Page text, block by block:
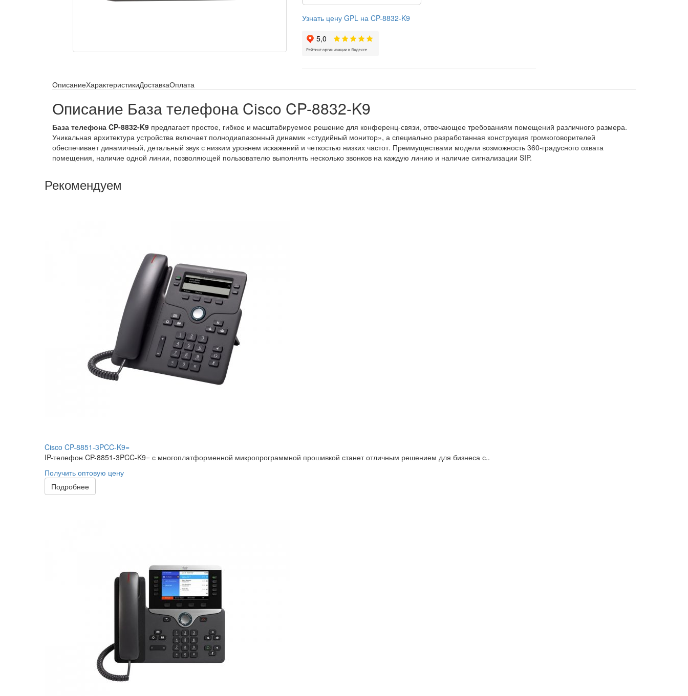
Узнать цену GPL на CP-8832-K9
ОписаниеХарактеристикиДоставкаОплата
Описание База телефона Cisco CP-8832-K9
База телефона CP-8832-K9 предлагает простое, гибкое и масштабируемое решение для конференц-связи, отвечающее требованиям помещений различного размера.
Уникальная архитектура устройства включает полнодиапазонный динамик «студийный монитор», а специально разработанная конструкция громкоговорителей
обеспечивает динамичный, детальный звук с низким уровнем искажений и четкостью низких частот. Преимуществами модели возможность 360-градусного охвата
помещения, наличие одной линии, позволяющей пользователю выполнять несколько звонков на каждую линию и наличие сигнализации SIP.
Рекомендуем
Cisco CP-8851-3PCC-K9=
IP-телефон CP-8851-3PCC-K9= с многоплатформенной микропрограммной прошивкой станет отличным решением для бизнеса с..
Получить оптовую цену
Подробнее